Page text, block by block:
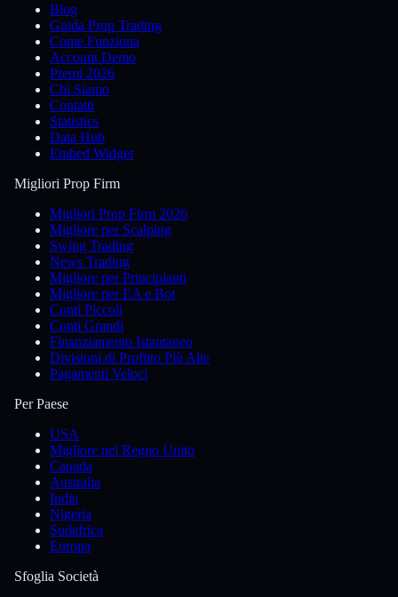
Blog
Guida Prop Trading
Come Funziona
Account Demo
Premi 2026
Chi Siamo
Contatti
Statistics
Data Hub
Embed Widget
Migliori Prop Firm
Migliori Prop Firm 2026
Migliore per Scalping
Swing Trading
News Trading
Migliore per Principianti
Migliore per EA e Bot
Conti Piccoli
Conti Grandi
Finanziamento Istantaneo
Divisioni di Profitto Più Alte
Pagamenti Veloci
Per Paese
USA
Migliore nel Regno Unito
Canada
Australia
India
Nigeria
Sudafrica
Europa
Sfoglia Società